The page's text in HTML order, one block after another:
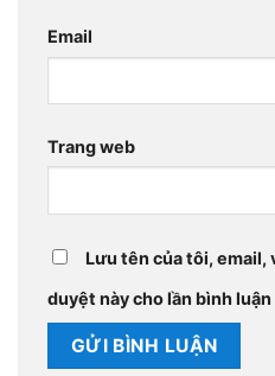
Email
Trang web
Lưu tên của tôi,
duyệt này cho lần bình